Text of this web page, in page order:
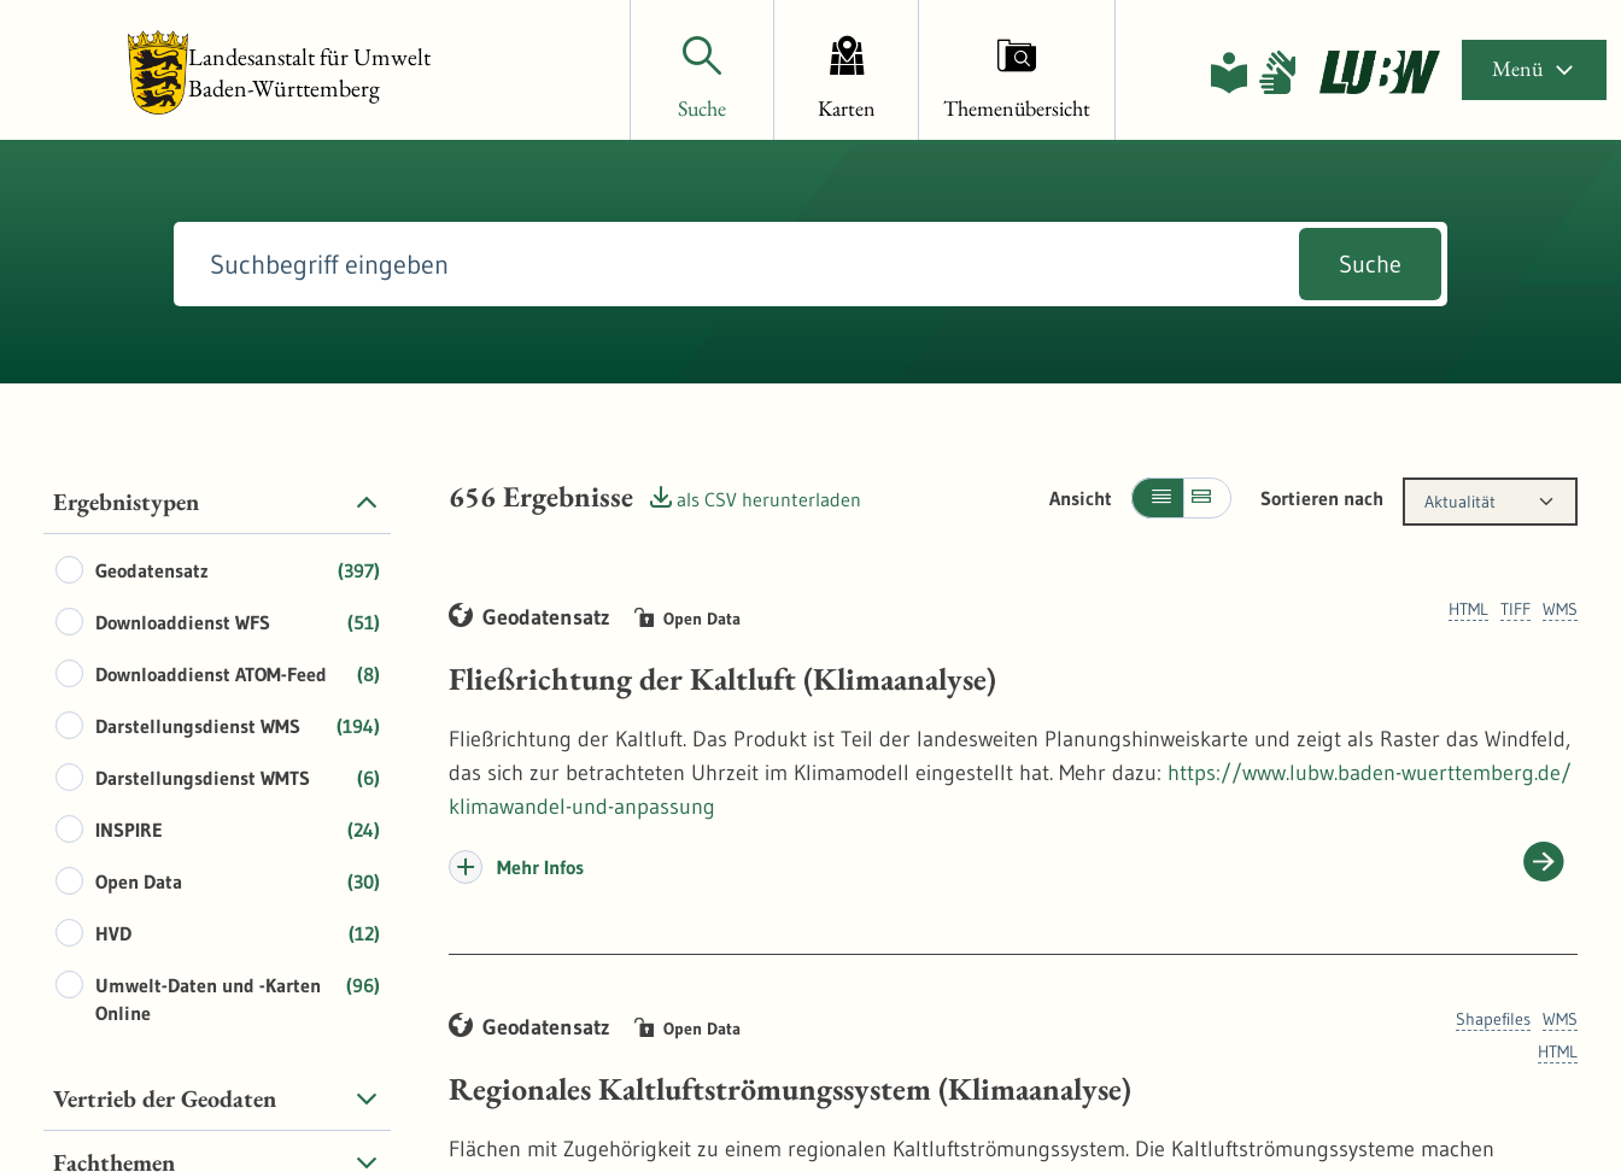
Landesanstalt für Umwelt
Baden-Württemberg
Suche Karten Themenübersicht
Menü
Suche
Ergebnistypen
(397)
Geodatensatz
(51)
Downloaddienst WFS
(8)
Downloaddienst ATOM-Feed
(194)
Darstellungsdienst WMS
(6)
Darstellungsdienst WMTS
(24)
INSPIRE
(30)
Open Data
(12)
HVD
(96)
Umwelt-Daten und -Karten
Online
Vertrieb der Geodaten
Fachthemen
656Ergebnisse als CSV herunterladen Ansicht Sortieren nach Aktualität
WMS
TIFF
HTML
Geodatensatz Open Data
Fließrichtung der Kaltluft (Klimaanalyse)
Fließrichtung der Kaltluft. Das Produkt ist Teil der landesweiten Planungshinweiskarte und zeigt als Raster das Windfeld,
das sich zur betrachteten Uhrzeit im Klimamodell eingestellt hat. Mehr dazu: https://www.lubw.baden-wuerttemberg.de/
klimawandel-und-anpassung
Mehr Infos
WMS
Shapefiles
HTML
Geodatensatz Open Data
Regionales Kaltluftströmungssystem (Klimaanalyse)
Flächen mit Zugehörigkeit zu einem regionalen Kaltluftströmungssystem. Die Kaltluftströmungssysteme machen